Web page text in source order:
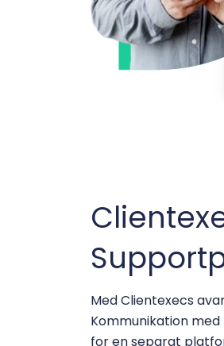
Med Clientexecs
Kommunikation
for en separat